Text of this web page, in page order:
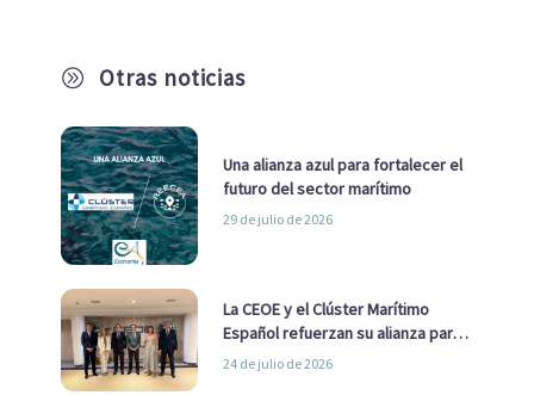
A Otras noticias
Una alianza azul para fortalecer el
futuro del sector marítimo
29 de julio de 2026
La CEOE y el Clúster Marítimo
Español refuerzan su alianza para
impulsar una estrategia Nacional
24 de julio de 2026